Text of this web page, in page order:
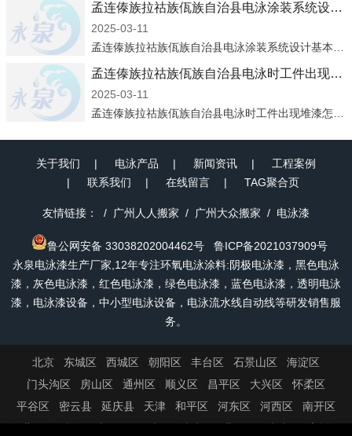
孟连傣族拉祜族佤族自治县电泳涂装系统设计基本要求
2025-03-11
孟连傣族拉祜族佤族自治县电泳涂装系统设计基本要求
孟连傣族拉祜族佤族自治县电泳时工件出现堆漆怎么解决
2025-03-11
孟连傣族拉祜族佤族自治县电泳时工件出现堆漆怎么解决
关于我们 电泳产品 新闻资讯
工程案例
联系我们
在线留言 TAG聚合页
友情链接： 广州人人搬家 广州大众搬家 电泳漆
鲁公网安备 33038202004462号
鲁ICP备2021037909号
永泉电泳漆生产厂家,12年专注环氧电泳涂料:阴极电泳漆，黑色电泳
漆，灰色电泳漆，红色电泳漆，绿色电泳漆，蓝色电泳漆，透明电泳
漆，电泳漆设备，中小型电泳设备，电泳流水线自动线等研发销售服
务。
北京 东城区 西城区 朝阳区 丰台区 石景山区
海淀区
门头沟区
房山区 通州区 顺义区 昌平区 大兴区
怀柔区
平谷区
密云县 延庆县 天津 和平区 河东区 河西区
南开区